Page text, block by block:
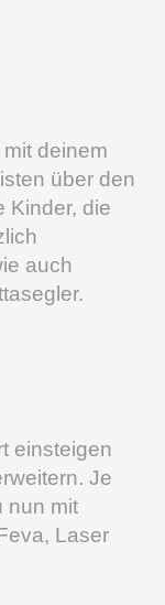
deinem
über den
Kinder, die
auch
einsteigen
Je
nun mit
Laser